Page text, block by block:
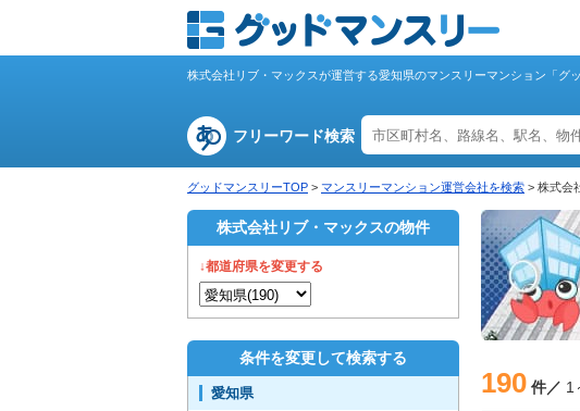
株式会社リブ・マックスが運営する愛知県のマンスリーマンション「グ
フリーワード検索
グッドマンスリーTOP > マンスリーマンション運営会社を検索 > 株式会
190 件／ 1
株式会社リブ・マックスの物件
↓都道府県を変更する
条件を変更して検索する
愛知県